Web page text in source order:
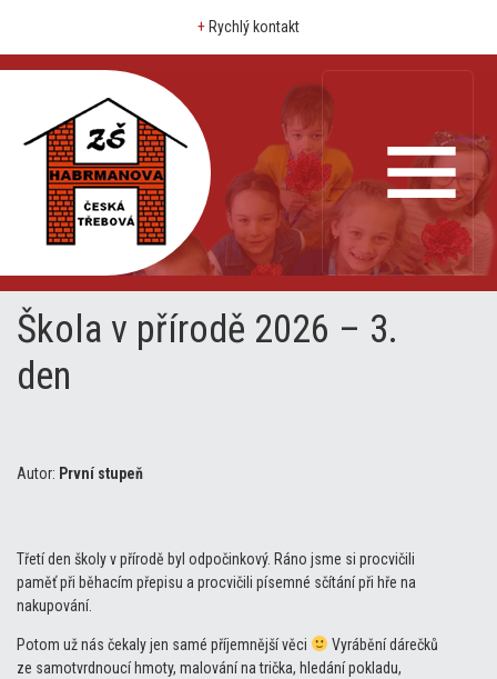
+ Rychlý kontakt
Škola v přírodě 2026 – 3.
den
Autor: První stupeň
Třetí den školy v přírodě byl odpočinkový. Ráno jsme si procvičili
paměť při běhacím přepisu a procvičili písemné sčítání při hře na
nakupování.
Potom už nás čekaly jen samé příjemnější věci
Vyrábění dárečků
ze samotvrdnoucí hmoty, malování na trička, hledání pokladu,